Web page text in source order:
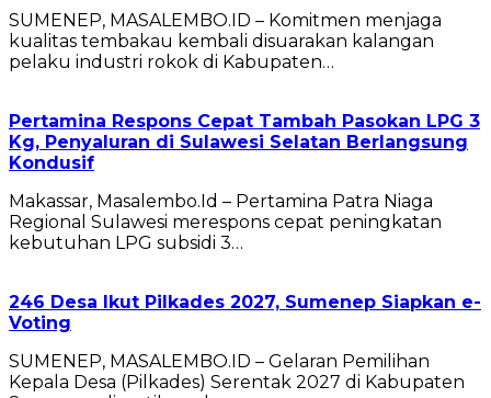
SUMENEP, MASALEMBO.ID – Komitmen menjaga
kualitas tembakau kembali disuarakan kalangan
pelaku industri rokok di Kabupaten…
Pertamina Respons Cepat Tambah Pasokan LPG 3
Kg, Penyaluran di Sulawesi Selatan Berlangsung
Kondusif
Makassar, Masalembo.Id – Pertamina Patra Niaga
Regional Sulawesi merespons cepat peningkatan
kebutuhan LPG subsidi 3…
246 Desa Ikut Pilkades 2027, Sumenep Siapkan e-
Voting
SUMENEP, MASALEMBO.ID – Gelaran Pemilihan
Kepala Desa (Pilkades) Serentak 2027 di Kabupaten